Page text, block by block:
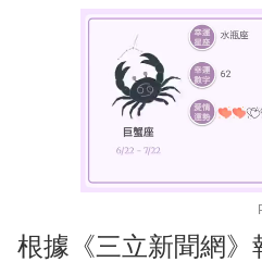
根據《三立新聞網